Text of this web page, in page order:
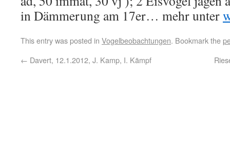
in Dämmerung am 17er… mehr unter
This entry was posted in Vogelbeobachtungen. Bookmark the
← Davert, 12.1.2012, J. Kamp, I. Kämpf